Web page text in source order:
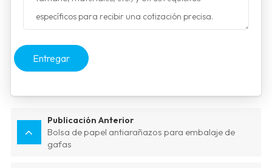
Entregar
Publicación Anterior
Bolsa de papel antiarañazos para embalaje de
gafas